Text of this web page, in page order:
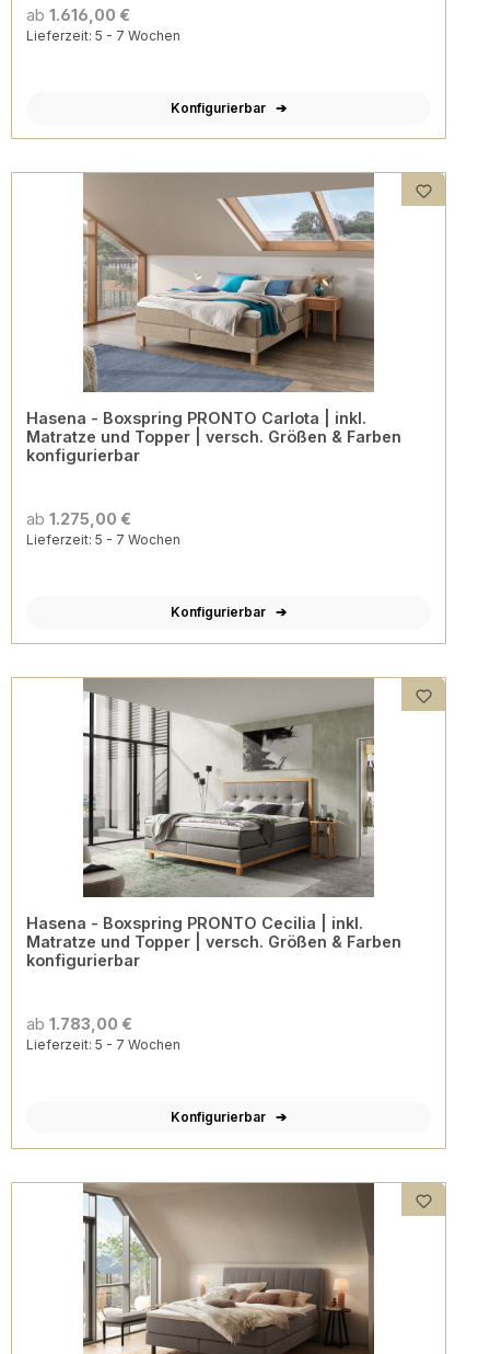
ab 1.616,00 €
Lieferzeit: 5 - 7 Wochen
Konfigurierbar
Hasena - Boxspring PRONTO Carlota | inkl.
Matratze und Topper | versch. Größen & Farben
konfigurierbar
ab 1.275,00 €
Lieferzeit: 5 - 7 Wochen
Konfigurierbar
Hasena - Boxspring PRONTO Cecilia | inkl.
Matratze und Topper | versch. Größen & Farben
konfigurierbar
ab 1.783,00 €
Lieferzeit: 5 - 7 Wochen
Konfigurierbar